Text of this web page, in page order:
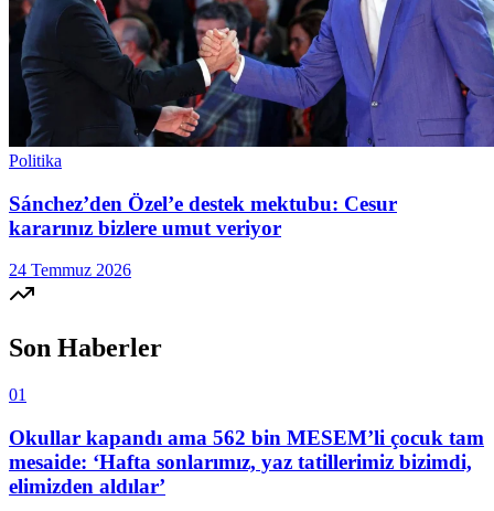
Politika
Sánchez’den Özel’e destek mektubu: Cesur
kararınız bizlere umut veriyor
24 Temmuz 2026
Son Haberler
01
Okullar kapandı ama 562 bin MESEM’li çocuk tam
mesaide: ‘Hafta sonlarımız, yaz tatillerimiz bizimdi,
elimizden aldılar’